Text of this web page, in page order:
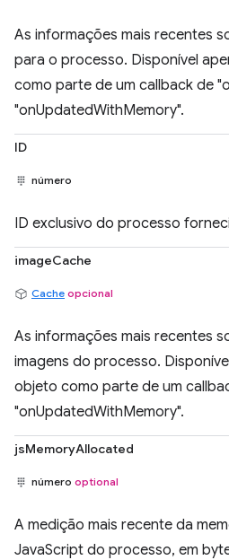
As informações mais recentes
para o processo. Disponível
como parte de um callback de
"onUpdatedWithMemory".
ID
número
ID exclusivo do processo
imageCache
Cache opcional
As informações mais recentes
imagens do processo.
objeto como parte de um
"onUpdatedWithMemory".
jsMemoryAllocated
número optional
A medição mais recente da
JavaScript do processo, em